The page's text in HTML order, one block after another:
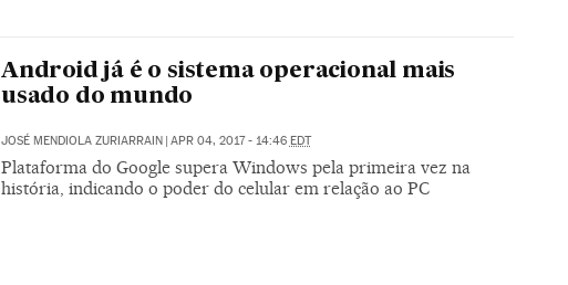
Android já é o sistema operacional mais
usado do mundo
JOSÉ MENDIOLA ZURIARRAIN | APR 04, 2017 - 14:46 EDT
Plataforma do Google supera Windows pela primeira vez na
história, indicando o poder do celular em relação ao PC